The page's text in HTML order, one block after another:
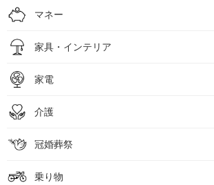
マネー
家具・インテリア
家電
介護
冠婚葬祭
乗り物